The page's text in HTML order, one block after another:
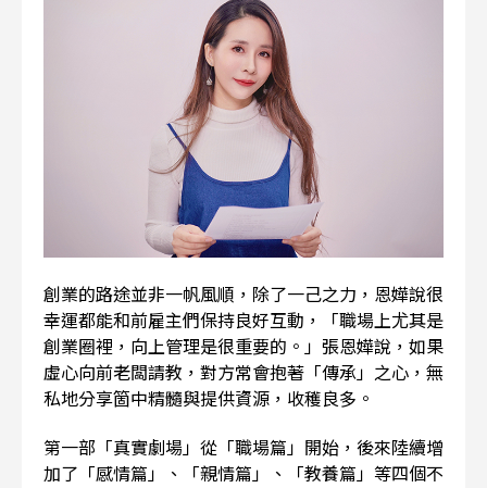
創業的路途並非一帆風順，除了一己之力，恩嬅說很
幸運都能和前雇主們保持良好互動，「職場上尤其是
創業圈裡，向上管理是很重要的。」張恩嬅說，如果
虛心向前老闆請教，對方常會抱著「傳承」之心，無
私地分享箇中精髓與提供資源，收穫良多。
第一部「真實劇場」從「職場篇」開始，後來陸續增
加了「感情篇」、「親情篇」、「教養篇」等四個不